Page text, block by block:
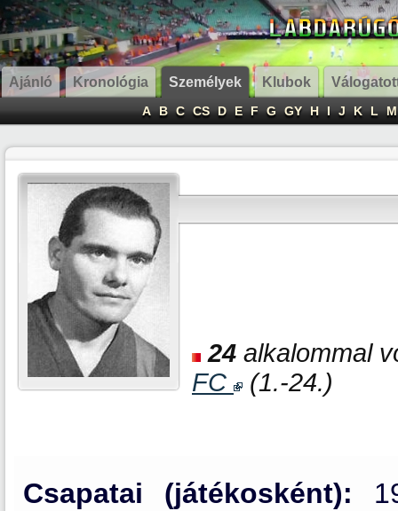
Ajánló Kronológia Személyek Klubok
A B C CS D E F G GY H I J K L M
24 alkalommal
FC
(1.-24.)
Csapatai (játékosként):